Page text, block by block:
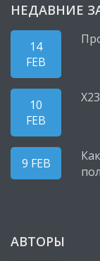
НЕДАВНИЕ
14
FEB
10
FEB
9 FEB
АВТОРЫ